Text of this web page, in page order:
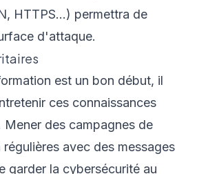
HTTPS...) permettra de
d'attaque.
est un bon début, il
ces connaissances
Mener des campagnes de
avec des messages
garder la cybersécurité au